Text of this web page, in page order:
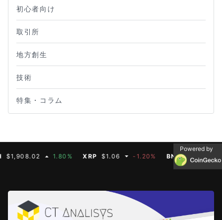
初心者向け
取引所
地方創生
技術
特集・コラム
1.80% XRP $1.06 -1.20% BNB $593.11
Powered by